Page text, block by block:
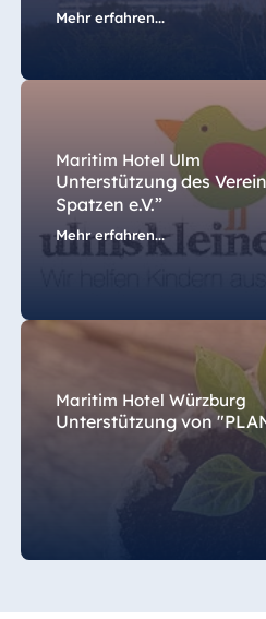
Mehr erfahren...
Maritim Hotel Ulm
Unterstützung des
Spatzen e.V.”
Mehr erfahren...
Maritim Hotel Würzburg
Unterstützung von